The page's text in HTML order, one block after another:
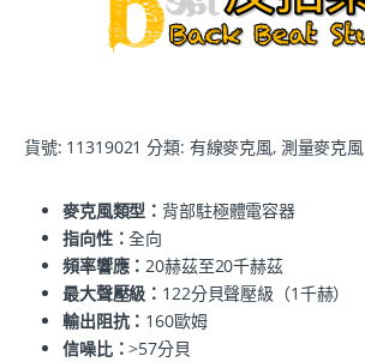
貨號: 11319021 分類: 有線麥克風, 測量麥克風
麥克風類型： 背部駐極體電容器
指向性：全向
頻率響應：20赫茲至20千赫茲
最大聲壓級： 122分貝聲壓級（1千赫）
輸出阻抗： 160歐姆
信噪比：>57分貝